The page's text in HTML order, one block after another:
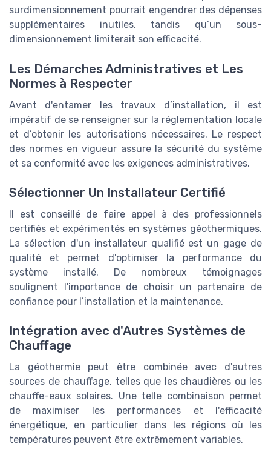
surdimensionnement pourrait engendrer des dépenses
supplémentaires inutiles, tandis qu’un sous-
dimensionnement limiterait son efficacité.
Les Démarches Administratives et Les
Normes à Respecter
Avant d'entamer les travaux d’installation, il est
impératif de se renseigner sur la réglementation locale
et d’obtenir les autorisations nécessaires. Le respect
des normes en vigueur assure la sécurité du système
et sa conformité avec les exigences administratives.
Sélectionner Un Installateur Certifié
Il est conseillé de faire appel à des professionnels
certifiés et expérimentés en systèmes géothermiques.
La sélection d'un installateur qualifié est un gage de
qualité et permet d'optimiser la performance du
système installé. De nombreux témoignages
soulignent l'importance de choisir un partenaire de
confiance pour l’installation et la maintenance.
Intégration avec d'Autres Systèmes de
Chauffage
La géothermie peut être combinée avec d'autres
sources de chauffage, telles que les chaudières ou les
chauffe-eaux solaires. Une telle combinaison permet
de maximiser les performances et l'efficacité
énergétique, en particulier dans les régions où les
températures peuvent être extrêmement variables.